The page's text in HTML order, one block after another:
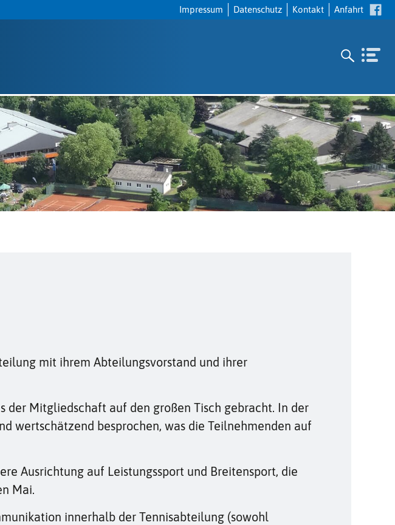
Navigation
überspringen
Impressum Datenschutz Kontakt Anfahrt
mit ihrem Abteilungsvorstand und ihrer
der Mitgliedschaft auf den großen Tisch gebracht. In der
wertschätzend besprochen, was die Teilnehmenden auf
Ausrichtung auf Leistungssport und Breitensport, die
Mai.
innerhalb der Tennisabteilung (sowohl